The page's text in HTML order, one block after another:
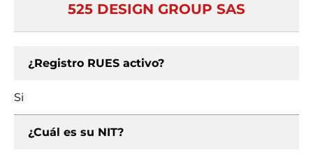
525 DESIGN GROUP SAS
¿Registro RUES activo?
Si
¿Cuál es su NIT?